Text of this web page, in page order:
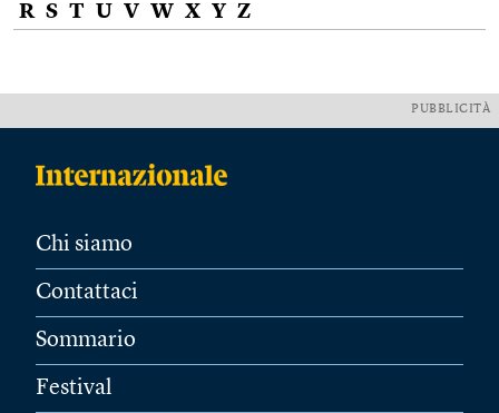
R S T U V W X Y Z
PUBBLICITÀ
Chi siamo
Contattaci
Sommario
Festival